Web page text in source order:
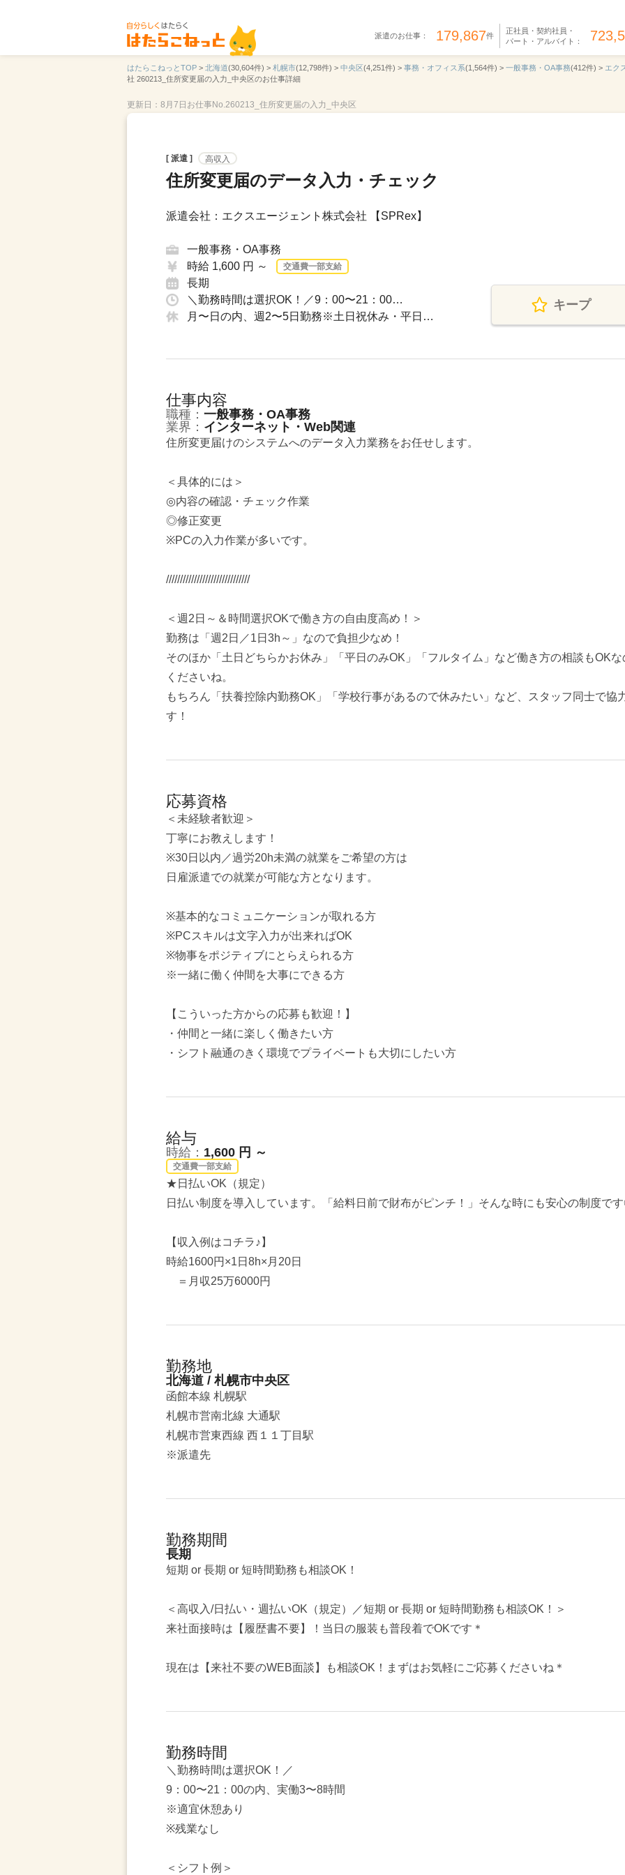
派遣のお仕事： 179,867件
正社員・契約社員・
パート・アルバイト：
はたらこねっとTOP > 北海道(30,604件) > 札幌市(12,798件) > 中央区(4,251件) > 事務・オフィス系(1,564件) > 一般事務・OA事務(412件) > エク
社 260213_住所変更届の入力_中央区のお仕事詳細
更新日：8月7日 お仕事No.260213_住所変更届の入力_中央区
[ 派遣 ] 高収入
住所変更届のデータ入力・チェック
派遣会社：エクスエージェント株式会社 【SPRex】
一般事務・OA事務
時給 1,600 円 ～
交通費一部支給
長期
＼勤務時間は選択OK！／9：00〜21：00…
月〜日の内、週2〜5日勤務※土日祝休み・平日…
キープ
仕事内容
職種： 一般事務・OA事務
業界： インターネット・Web関連
住所変更届けのシステムへのデータ入力業務をお任せします。
＜具体的には＞
◎内容の確認・チェック作業
◎修正変更
※PCの入力作業が多いです。
//////////////////////////////
＜週2日～＆時間選択OKで働き方の自由度高め！＞
勤務は「週2日／1日3h～」なので負担少なめ！
そのほか「土日どちらかお休み」「平日のみOK」「フルタイム」など働き方の相談もOK
くださいね。
もちろん「扶養控除内勤務OK」「学校行事があるので休みたい」など、スタッフ同士で協
す！
応募資格
＜未経験者歓迎＞
丁寧にお教えします！
※30日以内／過労20h未満の就業をご希望の方は
日雇派遣での就業が可能な方となります。
※基本的なコミュニケーションが取れる方
※PCスキルは文字入力が出来ればOK
※物事をポジティブにとらえられる方
※一緒に働く仲間を大事にできる方
【こういった方からの応募も歓迎！】
・仲間と一緒に楽しく働きたい方
・シフト融通のきく環境でプライベートも大切にしたい方
給与
時給： 1,600 円 ～
交通費一部支給
★日払いOK（規定）
日払い制度を導入しています。「給料日前で財布がピンチ！」そんな時にも安心の制度で
【収入例はコチラ♪】
時給1600円×1日8h×月20日
＝月収25万6000円
勤務地
北海道 / 札幌市中央区
函館本線 札幌駅
札幌市営南北線 大通駅
札幌市営東西線 西１１丁目駅
※派遣先
勤務期間
長期
短期 or 長期 or 短時間勤務も相談OK！
＜高収入/日払い・週払いOK（規定）／短期 or 長期 or 短時間勤務も相談OK！＞
来社面接時は【履歴書不要】！当日の服装も普段着でOKです＊
現在は【来社不要のWEB面談】も相談OK！まずはお気軽にご応募くださいね＊
勤務時間
＼勤務時間は選択OK！／
9：00〜21：00の内、実働3〜8時間
※適宜休憩あり
※残業なし
＜シフト例＞